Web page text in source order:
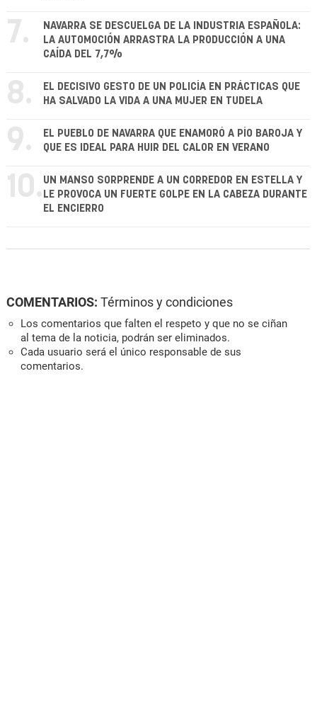
7.
NAVARRA SE DESCUELGA DE LA INDUSTRIA ESPAÑOLA:
LA AUTOMOCIÓN ARRASTRA LA PRODUCCIÓN A UNA
CAÍDA DEL 7,7%
8.
EL DECISIVO GESTO DE UN POLICÍA EN PRÁCTICAS QUE
HA SALVADO LA VIDA A UNA MUJER EN TUDELA
9.
EL PUEBLO DE NAVARRA QUE ENAMORÓ A PÍO BAROJA Y
QUE ES IDEAL PARA HUIR DEL CALOR EN VERANO
10. UN MANSO SORPRENDE A UN CORREDOR EN ESTELLA Y
LE PROVOCA UN FUERTE GOLPE EN LA CABEZA DURANTE
EL ENCIERRO
COMENTARIOS: Términos y condiciones
Los comentarios que falten el respeto y que no se ciñan
al tema de la noticia, podrán ser eliminados.
Cada usuario será el único responsable de sus
comentarios.